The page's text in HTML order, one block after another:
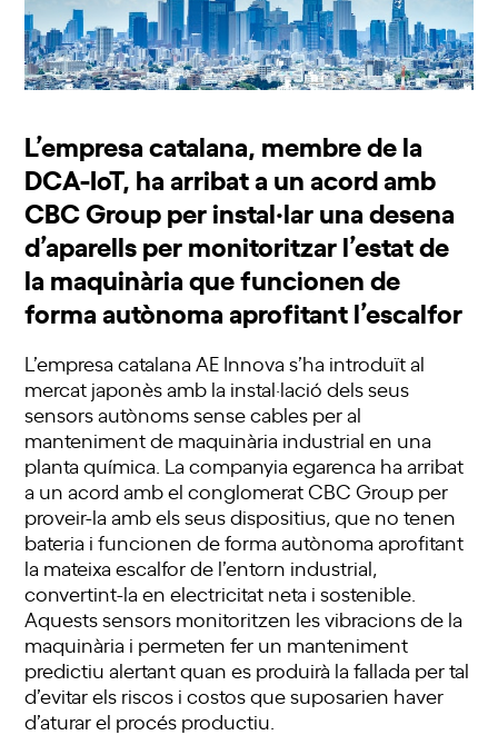
L’empresa catalana, membre de la
DCA-IoT, ha arribat a un acord amb
CBC Group per instal·lar una desena
d’aparells per monitoritzar l’estat de
la maquinària que funcionen de
forma autònoma aprofitant l’escalfor
L’empresa catalana AE Innova s’ha introduït al
mercat japonès amb la instal·lació dels seus
sensors autònoms sense cables per al
manteniment de maquinària industrial en una
planta química. La companyia egarenca ha arribat
a un acord amb el conglomerat CBC Group per
proveir-la amb els seus dispositius, que no tenen
bateria i funcionen de forma autònoma aprofitant
la mateixa escalfor de l’entorn industrial,
convertint-la en electricitat neta i sostenible.
Aquests sensors monitoritzen les vibracions de la
maquinària i permeten fer un manteniment
predictiu alertant quan es produirà la fallada per tal
d’evitar els riscos i costos que suposarien haver
d’aturar el procés productiu.